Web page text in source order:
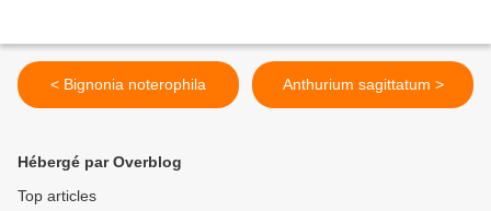
< Bignonia noterophila Anthurium sagittatum >
Hébergé par Overblog
Top articles